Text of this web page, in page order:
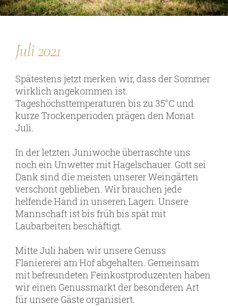
Persönlichkeiten
Guts- und Gebietsweine
Ortsweine
Lagenweine
Schaumweine
Säfte & Spirituosen
Service
Bezugsquellen
Ausgezeichnetes
Aktuelles
Juli 2021
Spätestens jetzt merken wir, dass der Sommer
wirklich angekommen ist.
Tageshöchsttemperaturen bis zu 35°C und
kurze Trockenperioden prägen den Monat
Juli.
In der letzten Juniwoche überraschte uns
noch ein Unwetter mit Hagelschauer. Gott sei
Dank sind die meisten unserer Weingärten
verschont geblieben. Wir brauchen jede
helfende Hand in unseren Lagen. Unsere
Mannschaft ist bis früh bis spät mit
Laubarbeiten beschäftigt.
Mitte Juli haben wir unsere Genuss
Flaniererei am Hof abgehalten. Gemeinsam
mit befreundeten Feinkostproduzenten haben
wir einen Genussmarkt der besonderen Art
für unsere Gäste organisiert.